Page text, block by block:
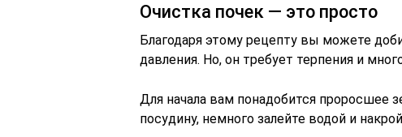
Очистка почек — это просто
Благодаря этому рецепту вы можете
давления. Но, он требует терпения и
Для начала вам понадобится проросшее
посудину, немного залейте водой и